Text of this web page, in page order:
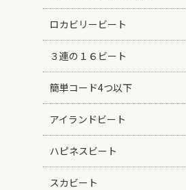
ロカビリービート
３連の１６ビート
簡単コード4つ以下
アイランドビート
ハピネスビート
スカビート